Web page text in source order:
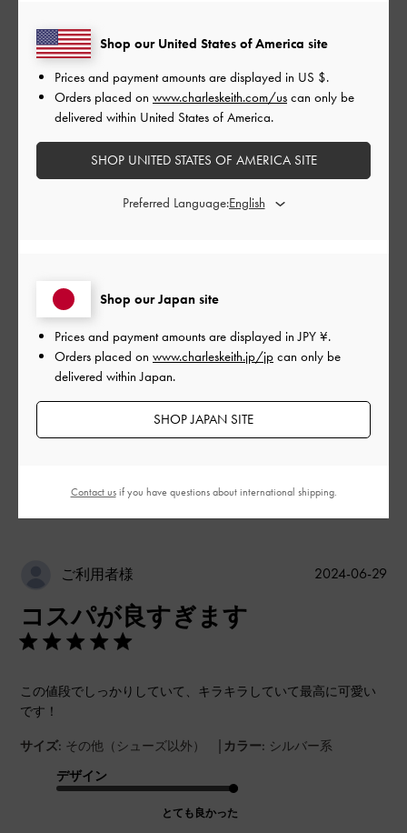
ご利用者様
華やか！
太すぎず細すぎず、とにかく綺麗。ドレススタイルにはもちろ
ん、Tシャツとジーンズにもはえる。
とても良かった
品質
とても良かった
ご利用者様
コスパが良すぎます
この値段でしっかりしていて、キラキラしていて最高に可愛い
です！
サイズ: その他（シューズ以外） | カラー: シルバー系
デザイン
とても良かった
公
2024-06-29
Shop our Japan site
Prices and payment amounts are displayed inJPY ¥.
Orders placed on www.charleskeith.jp/jp can only be
delivered within Japan.
SHOP JAPAN SITE
Shop our United States of America site
Prices and payment amounts are displayed in US $.
Orders placed on www.charleskeith.com/us can only be
delivered within United States of America.
SHOP UNITED STATES OF AMERICA SITE
Preferred Language:
Contact usif you have questions about international shipping.